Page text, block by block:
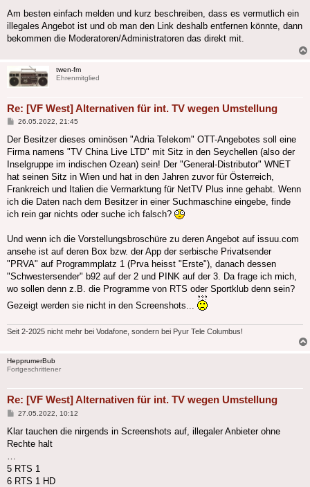
Am besten einfach melden und kurz beschreiben, dass es vermutlich ein
illegales Angebot ist und ob man den Link deshalb entfernen könnte, dann
bekommen die Moderatoren/Administratoren das direkt mit.
twen-fm
Ehrenmitglied
Re: [VF West] Alternativen für int. TV wegen Umstellung
Beitrag
26.05.2022, 21:45
Der Besitzer dieses ominösen "Adria Telekom" OTT-Angebotes soll eine
Firma namens "TV China Live LTD" mit Sitz in den Seychellen (also der
Inselgruppe im indischen Ozean) sein! Der "General-Distributor" WNET
hat seinen Sitz in Wien und hat in den Jahren zuvor für Österreich,
Frankreich und Italien die Vermarktung für NetTV Plus inne gehabt. Wenn
ich die Daten nach dem Besitzer in einer Suchmaschine eingebe, finde
ich rein gar nichts oder suche ich falsch?
Und wenn ich die Vorstellungsbroschüre zu deren Angebot auf issuu.com
ansehe ist auf deren Box bzw. der App der serbische Privatsender
"PRVA" auf Programmplatz 1 (Prva heisst "Erste"), danach dessen
"Schwestersender" b92 auf der 2 und PINK auf der 3. Da frage ich mich,
wo sollen denn z.B. die Programme von RTS oder Sportklub denn sein?
Gezeigt werden sie nicht in den Screenshots...
Seit 2-2025 nicht mehr bei Vodafone, sondern bei Pyur Tele Columbus!
HepprumerBub
Fortgeschrittener
Re: [VF West] Alternativen für int. TV wegen Umstellung
Beitrag
27.05.2022, 10:12
Klar tauchen die nirgends in Screenshots auf, illegaler Anbieter ohne
Rechte halt
5 RTS 1
6 RTS 1 HD